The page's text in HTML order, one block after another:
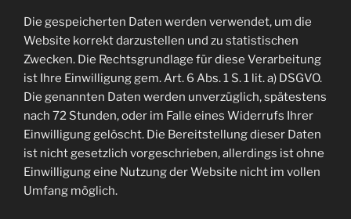
Die gespeicherten Daten werden verwendet, um die
Website korrekt darzustellen und zu statistischen
Zwecken. Die Rechtsgrundlage für diese Verarbeitung
ist Ihre Einwilligung gem. Art. 6 Abs. 1 S. 1 lit. a) DSGVO.
Die genannten Daten werden unverzüglich, spätestens
nach 72 Stunden, oder im Falle eines Widerrufs Ihrer
Einwilligung gelöscht. Die Bereitstellung dieser Daten
ist nicht gesetzlich vorgeschrieben, allerdings ist ohne
Einwilligung eine Nutzung der Website nicht im vollen
Umfang möglich.